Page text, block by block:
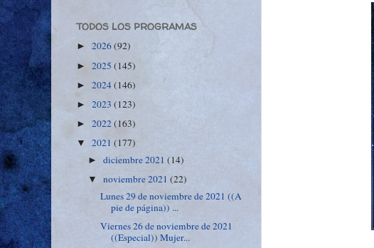
TODOS LOS PROGRAMAS
► 2026(92)
► 2025 (145)
► 2024(146)
► 2023 (123)
► 2022(163)
▼ 2021 (177)
►diciembre 2021(14)
▼noviembre 2021(22)
Lunes 29 de noviembre de 2021 ((A
pie de página)) ...
Viernes 26 de noviembre de 2021
((Especial)) Mujer...